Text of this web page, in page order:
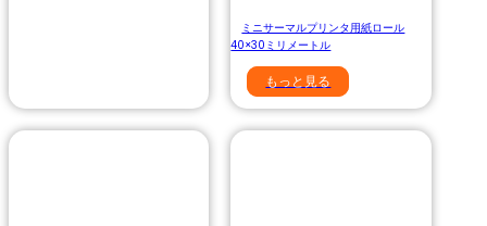
ミニサーマルプリンタ用紙ロール
40×30ミリメートル
もっと見る